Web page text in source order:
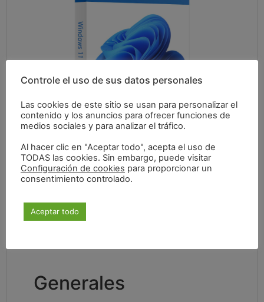
124,41€
IVA incluido
Generales
Controle el uso de sus datos personales
Las cookies de este sitio se usan para personalizar el
contenido y los anuncios para ofrecer funciones de
medios sociales y para analizar el tráfico.
Al hacer clic en "Aceptar todo", acepta el uso de
TODAS las cookies. Sin embargo, puede visitar
Configuración de cookies para proporcionar un
consentimiento controlado.
Aceptar todo